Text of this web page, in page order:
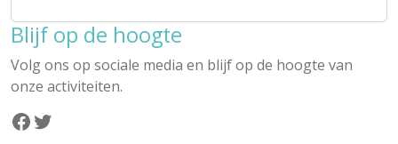
Blijf op de hoogte
Volg ons op sociale media en blijf op de hoogte van
onze activiteiten.
Facebook
Twitter